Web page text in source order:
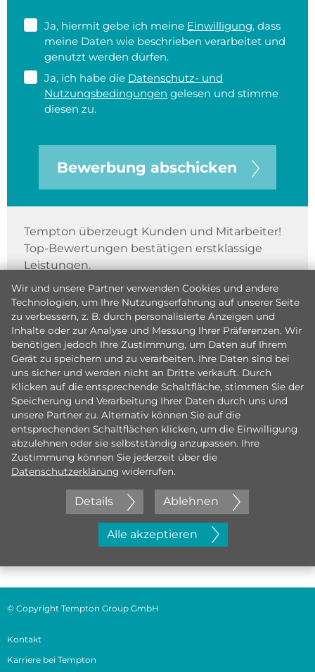
Ja, hiermit gebe ich meine Einwilligung, dass
meine Daten wie beschrieben verarbeitet und
genutzt werden dürfen.
Ja, ich habe die Datenschutz- und
Nutzungsbedingungen gelesen und stimme
diesen zu.
Bewerbung abschicken
Tempton überzeugt Kunden und Mitarbeiter!
Top-Bewertungen bestätigen erstklassige
Leistungen.
Jetzt initiativ bewerben
Wir und unsere Partner verwenden Cookies und andere
Technologien, um Ihre Nutzungserfahrung auf unserer Seite
zu verbessern, z. B. durch personalisierte Anzeigen und
Inhalte oder zur Analyse und Messung Ihrer Präferenzen. Wir
benötigen jedoch Ihre Zustimmung, um Daten auf Ihrem
Gerät zu speichern und zu verarbeiten. Ihre Daten sind bei
uns sicher und werden nicht an Dritte verkauft. Durch
Klicken auf die entsprechende Schaltfläche, stimmen Sie der
Speicherung und Verarbeitung Ihrer Daten durch uns und
unsere Partner zu. Alternativ können Sie auf die
entsprechenden Schaltflächen klicken, um die Einwilligung
abzulehnen oder sie selbstständig anzupassen. Ihre
Zustimmung können Sie jederzeit über die
Datenschutzerklärung widerrufen.
Details Ablehnen
Alle akzeptieren
© Copyright Tempton Group GmbH
Kontakt
Karriere bei Tempton